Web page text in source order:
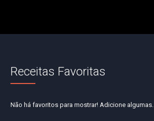
Receitas Favoritas
Não há favoritos para mostrar! Adicione algumas.